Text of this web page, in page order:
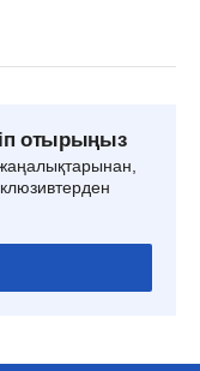
отырыңыз